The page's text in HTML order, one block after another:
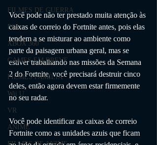
FILMES DE GUERRA
PS3
XBOX 360
GAMES EM BREVE
FILMES FAMÍLIA
Wii U
VR
ANIME
Você pode não ter prestado muita atenção às
caixas de correio do Fortnite antes, pois elas
tendem a se misturar ao ambiente como
parte da paisagem urbana geral, mas se
estiver trabalhando nas missões da Semana
2 do Fortnite, você precisará destruir cinco
deles, então agora devem estar firmemente
no seu radar.
Você pode identificar as caixas de correio
Fortnite como as unidades azuis que ficam